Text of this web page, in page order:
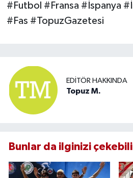
#Futbol #Fransa #İspanya
#Fas #TopuzGazetesi
EDITÖR HAKKINDA
Topuz M.
Bunlar da ilginizi